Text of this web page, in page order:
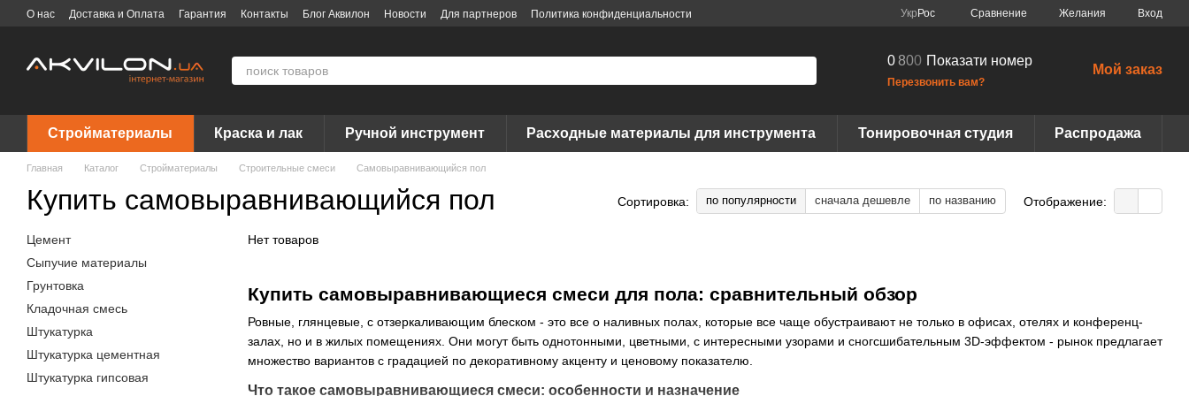
Перейти к основному контенту
О нас Доставка и Оплата Гарантия Контакты Блог Аквилон Новости Для партнеров
Политика конфиденциальности
Укр Рос Сравнение Желания Вход
0800 Показати номер
Перезвонить вам?
Мой заказ
Стройматериалы Краска и лак Ручной инструмент Расходные материалы для инструмента Тонировочная студия Распродажа
Главная Каталог Стройматериалы Строительные смеси Самовыравнивающийся пол
Купить самовыравнивающийся пол Сортировка: по популярности сначала дешевле по названию Отображение:
Купить самовыравнивающиеся смеси для пола: сравнительный обзор
Ровные, глянцевые, с отзеркаливающим блеском - это все о наливных полах, которые все чаще обустраивают не только в офисах, отелях и конференц-
залах, но и в жилых помещениях. Они могут быть однотонными, цветными, с интересными узорами и сногсшибательным 3D-эффектом - рынок предлагает
множество вариантов с градацией по декоративному акценту и ценовому показателю.
Что такое самовыравнивающиеся смеси: особенности и назначение
Нет товаров
Цемент
Сыпучие материалы
Грунтовка
Кладочная смесь
Штукатурка
Штукатурка цементная
Штукатурка гипсовая